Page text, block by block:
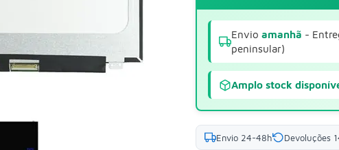
Envio amanhã -
peninsular)
Amplo stock
Envio 24-48h Devoluções